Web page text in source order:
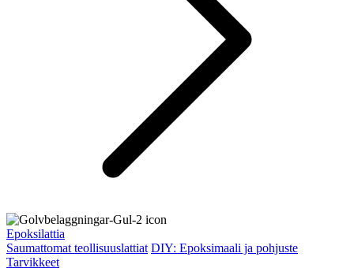
Epoksilattia
Saumattomat teollisuuslattiat DIY: Epoksimaali ja pohjuste
Tarvikkeet